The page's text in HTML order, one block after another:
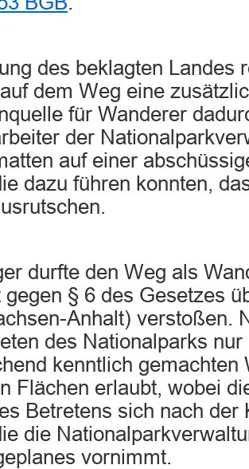
des beklagten Landes
dem Weg eine
für Wanderer
der
auf einer
dazu führen konnten,
durfte den Weg als
gegen § 6 des Gesetzes
Anhalt) verstoßen.
des Nationalparks nur
kenntlich gemachten
Flächen erlaubt, wobei
Betretens sich nach der
die
vornimmt.